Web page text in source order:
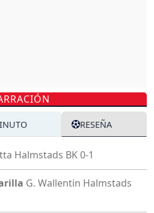
RESEÑA
Halmstads BK0-1
G. Wallentin Halmstads